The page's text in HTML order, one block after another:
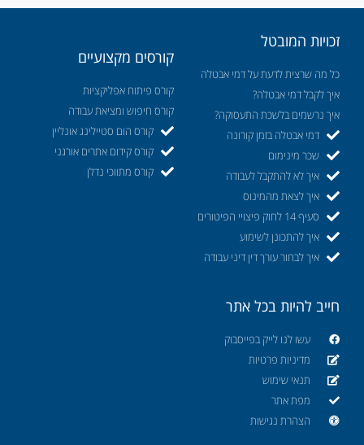
זכויות המובטל
כל מה שרצית לדעת על דמי אבטלה
איך לקבל דמי אבטלה?
איך נרשמים בלשכת התעסוקה?
דמי אבטלה בזמן קורונה
שכר מינימום
איך לא להתקבל לעבודה
איך לצאת מהמינוס
סעיף 14 לחוק פיצויי הפיטורים
איך להתכונן לשימוע
איך לבחור עורך דין דיני עבודה
קורסים מקצועיים
קורס פיתוח אפליקציות
קורס חיפוש ומציאת עבודה
קורס הום סטיילינג אונליין
קורס קידום אתרים אורגני
קורס מתווכי נדלן
חייב להיות בכל אתר
עשו לנו לייק בפייסבוק
מדיניות פרטיות
תנאי שימוש
מפת אתר
הצהרת נגישות